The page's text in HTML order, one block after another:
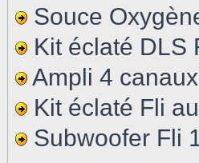
Souce
Kit éclaté DLS
Ampli 4
Kit éclaté Fli
Subwoofer Fli